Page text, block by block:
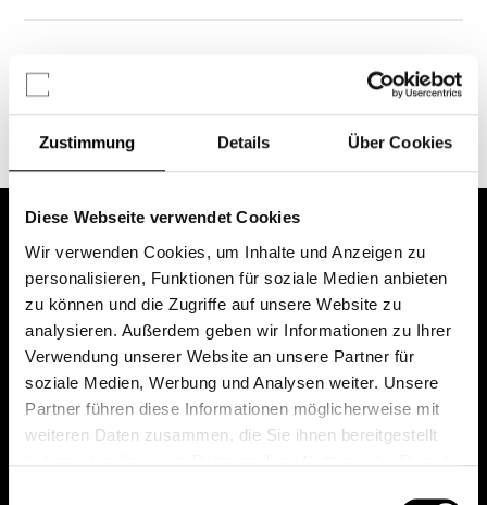
Zustimmung Details Über Cookies
Diese Webseite verwendet Cookies
Wir verwenden Cookies, um Inhalte und Anzeigen zu
personalisieren, Funktionen für soziale Medien anbieten
zu können und die Zugriffe auf unsere Website zu
analysieren. Außerdem geben wir Informationen zu Ihrer
Verwendung unserer Website an unsere Partner für
soziale Medien, Werbung und Analysen weiter. Unsere
Partner führen diese Informationen möglicherweise mit
weiteren Daten zusammen, die Sie ihnen bereitgestellt
Chancen & Risiken
Das erste Depot in Österreich mit 0€ Kontoführung,
0€ Ausgabeaufschlag und 0€ Depotgebühren bei